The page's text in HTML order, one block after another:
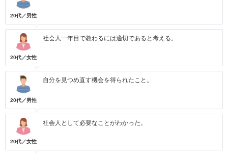
20代／男性
20代／女性
社会人一年目で教わるには適切であると考える。
20代／男性
自分を見つめ直す機会を得られたこと。
20代／女性
社会人として必要なことがわかった。